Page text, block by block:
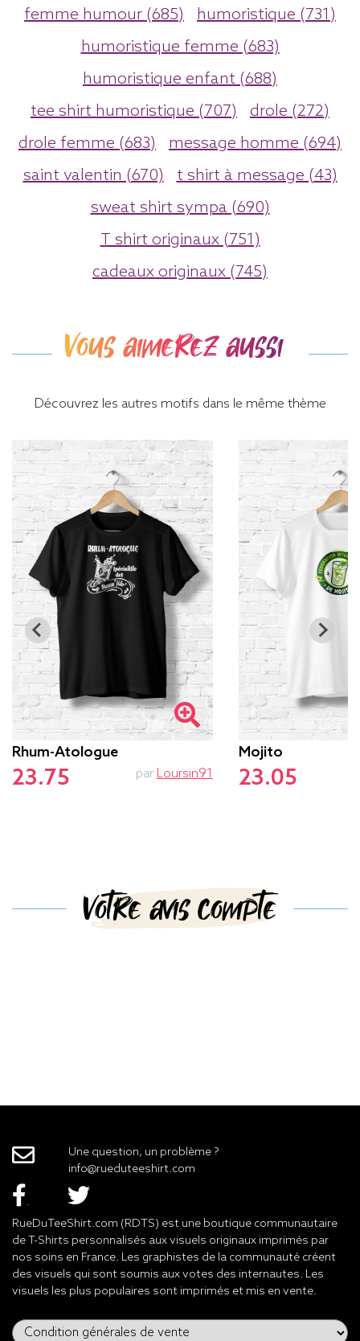
femme humour (685)
humoristique (731)
humoristique femme (683)
humoristique enfant (688)
tee shirt humoristique (707)
drole (272)
drole femme (683)
message homme (694)
saint valentin (670)
t shirt à message (43)
sweat shirt sympa (690)
T shirt originaux (751)
cadeaux originaux (745)
Vous aimerez aussi
Découvrez les autres motifs dans le même thème
Rhum-Atologue
23.75 par Loursin91
Mojito
23.05
Votre avis compte
Une question, un problème ?
info@rueduteeshirt.com
RueDuTeeShirt.com (RDTS) est une boutique communautaire
de T-Shirts personnalisés aux visuels originaux imprimés par
nos soins en France. Les graphistes de la communauté créent
des visuels qui sont soumis aux votes des internautes. Les
visuels les plus populaires sont imprimés et mis en vente.